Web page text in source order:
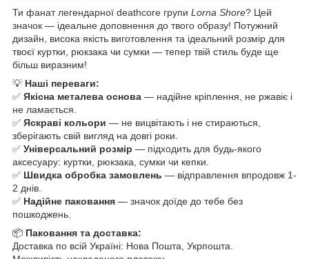
Ти фанат легендарної deathcore групи Lorna Shore? Цей
значок — ідеальне доповнення до твого образу! Потужний
дизайн, висока якість виготовлення та ідеальний розмір для
твоєї куртки, рюкзака чи сумки — тепер твій стиль буде ще
більш виразним!
💡 Наші переваги:
✅ Якісна металева основа — надійне кріплення, не ржавіє і
не ламається.
✅ Яскраві кольори — не вицвітають і не стираються,
зберігають свій вигляд на довгі роки.
✅ Універсальний розмір — підходить для будь-якого
аксесуару: куртки, рюкзака, сумки чи кепки.
✅ Швидка обробка замовлень — відправлення впродовж 1-
2 днів.
✅ Надійне паковання — значок доїде до тебе без
пошкоджень.
📦 Паковання та доставка:
Доставка по всій Україні: Нова Пошта, Укрпошта.